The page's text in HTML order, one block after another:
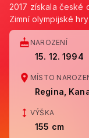
2017 získala české
Zimní olympijské
NAROZENÍ
15. 12. 1994
MÍSTO
Regina,
VÝŠKA
155 cm